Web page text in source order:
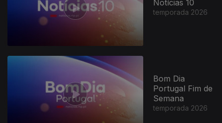
Notícias 10
temporada 2026
Bom Dia
Portugal Fim de
Semana
temporada 2026